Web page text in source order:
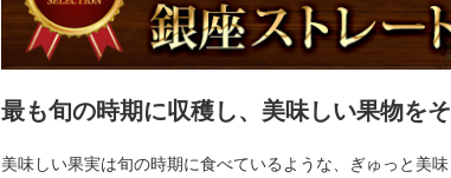
最も旬の時期に収穫し、美味しい果物をそ
美味しい果実は旬の時期に食べているような、ぎゅっと美